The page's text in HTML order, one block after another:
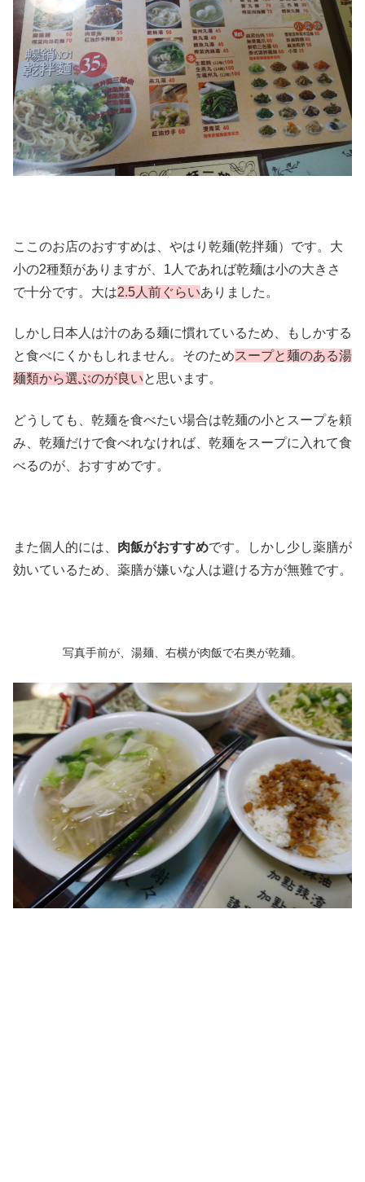
ここのお店のおすすめは、やはり乾麺(乾拌麺）です。大
小の2種類がありますが、1人であれば乾麺は小の大きさ
で十分です。大は2.5人前ぐらいありました。
しかし日本人は汁のある麺に慣れているため、もしかする
と食べにくかもしれません。そのためスープと麺のある湯
麺類から選ぶのが良いと思います。
どうしても、乾麺を食べたい場合は乾麺の小とスープを頼
み、乾麺だけで食べれなければ、乾麺をスープに入れて食
べるのが、おすすめです。
また個人的には、 肉飯がおすすめです。しかし少し薬膳が
効いているため、薬膳が嫌いな人は避ける方が無難です。
写真手前が、湯麺、右横が肉飯で右奥が乾麺。